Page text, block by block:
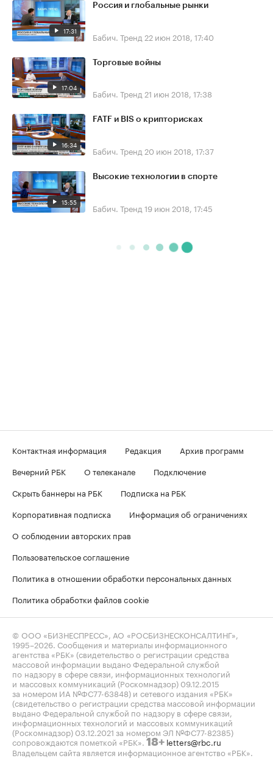
17:31
Россия и глобальные рынки
Бабич. Тренд 22 июн 2018, 17:40
17:04
Торговые войны
Бабич. Тренд 21 июн 2018, 17:38
16:34
FATF и BIS о крипторисках
Бабич. Тренд 20 июн 2018, 17:37
15:55
Высокие технологии в спорте
Бабич. Тренд 19 июн 2018, 17:45
Контактная информация Редакция
Архив программ
Вечерний РБК
О телеканале
Подключение
Скрыть баннеры на РБК
Подписка на РБК
Корпоративная подписка
Информация об ограничениях
О соблюдении авторских прав
Пользовательское соглашение
Политика в отношении обработки персональных данных
Политика обработки файлов cookie
© ООО «БИЗНЕСПРЕСС», АО «РОСБИЗНЕСКОНСАЛТИНГ»,
1995–2026 . Сообщения и материалы информационного
агентства «РБК» (свидетельство о регистрации средства
массовой информации выдано Федеральной службой
по надзору в сфере связи, информационных технологий
и массовых коммуникаций (Роскомнадзор) 09.12.2015
за номером ИА №ФС77-63848) и сетевого издания «РБК»
(свидетельство о регистрации средства массовой информации
выдано Федеральной службой по надзору в сфере связи,
информационных технологий и массовых коммуникаций
(Роскомнадзор) 03.12.2021 за номером ЭЛ №ФС77-82385)
сопровождаются пометкой «РБК». 18+ letters@rbc.ru
Владельцем сайта является информационное агентство «РБК».